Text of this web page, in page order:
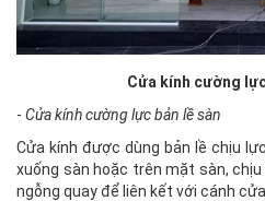
Cửa kính cường
- Cửa kính cường lực bản lề sàn
Cửa kính được dùng bản lề chịu
xuống sàn hoặc trên mặt sàn,
ngỗng quay để liên kết với cánh cửa.